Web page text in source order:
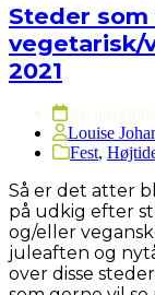
Steder
vegetarisk/
2021
23.
Louise
Fest,
Så er det atter
på udkig efter
og/eller
juleaften og
over disse